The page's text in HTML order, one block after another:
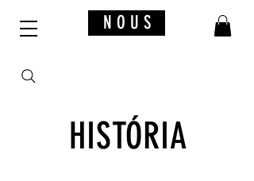
N O U S
HISTÓRIA